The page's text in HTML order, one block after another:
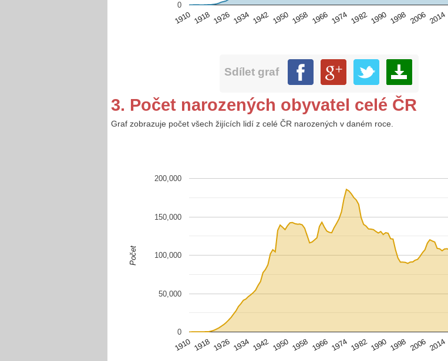
1910 1918 1926 1934 1942 1950 1958 1966 1974 1982 1990 1998 2006 2014
0
Sdílet graf
3. Počet narozených obyvatel celé ČR
Graf zobrazuje počet všech žijících lidí z celé ČR narozených v daném roce.
1910 1918 1926 1934 1942 1950 1958 1966 1974 1982 1990 1998 2006 2014
0
50,000
100,000
150,000
200,000
Počet